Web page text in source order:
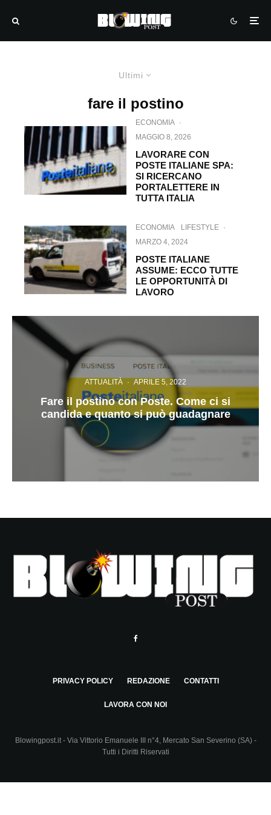
Ultimi
fare il postino
ECONOMIA ·
MAGGIO 8, 2026
LAVORARE CON
POSTE ITALIANE SPA:
SI RICERCANO
PORTALETTERE IN
TUTTA ITALIA
ECONOMIA LIFESTYLE ·
MARZO 4, 2024
POSTE ITALIANE
ASSUME: ECCO TUTTE
LE OPPORTUNITÀ DI
LAVORO
ATTUALITÀ · APRILE 5, 2022
Fare il postino con Poste. Come ci si
candida e quanto si può guadagnare
PRIVACY POLICY REDAZIONE CONTATTI
LAVORA CON NOI
Blowingpost.it - Via Vittorio Emanuele III n°4, Mercato San Severino (SA) -
Tutti i Diritti Riservati